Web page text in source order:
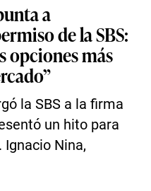
a
de la SBS:
opciones más
la SBS a la firma
un hito para
Ignacio Nina,